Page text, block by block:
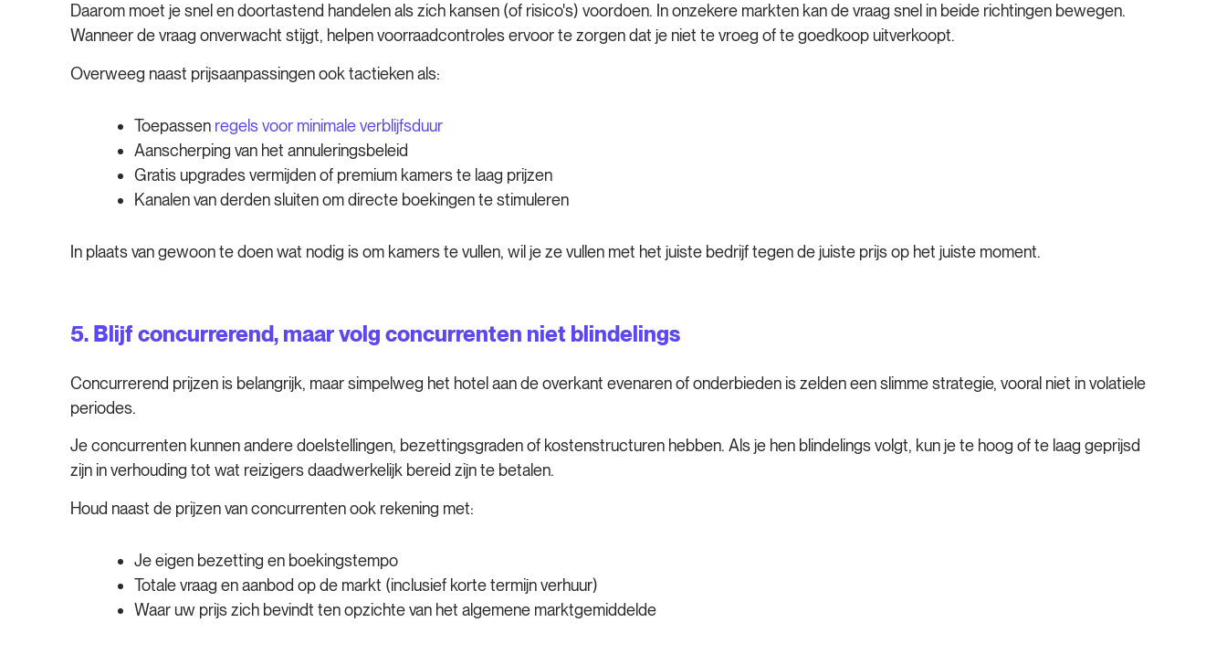
Daarom moet je snel en doortastend handelen als zich kansen (of risico's) voordoen. In onzekere markten kan de vraag snel in beide richtingen bewegen.
Wanneer de vraag onverwacht stijgt, helpen voorraadcontroles ervoor te zorgen dat je niet te vroeg of te goedkoop uitverkoopt.
Overweeg naast prijsaanpassingen ook tactieken als:
Toepassen regels voor minimale verblijfsduur
Aanscherping van het annuleringsbeleid
Gratis upgrades vermijden of premium kamers te laag prijzen
Kanalen van derden sluiten om directe boekingen te stimuleren
In plaats van gewoon te doen wat nodig is om kamers te vullen, wil je ze vullen met het juiste bedrijf tegen de juiste prijs op het juiste moment.
5. Blijf concurrerend, maar volg concurrenten niet blindelings
Concurrerend prijzen is belangrijk, maar simpelweg het hotel aan de overkant evenaren of onderbieden is zelden een slimme strategie, vooral niet in volatiele
periodes.
Je concurrenten kunnen andere doelstellingen, bezettingsgraden of kostenstructuren hebben. Als je hen blindelings volgt, kun je te hoog of te laag geprijsd
zijn in verhouding tot wat reizigers daadwerkelijk bereid zijn te betalen.
Houd naast de prijzen van concurrenten ook rekening met:
Je eigen bezetting en boekingstempo
Totale vraag en aanbod op de markt (inclusief korte termijn verhuur)
Waar uw prijs zich bevindt ten opzichte van het algemene marktgemiddelde